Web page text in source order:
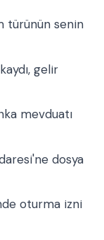
türünün senin
gelir
mevduatı
dosya
oturma izni